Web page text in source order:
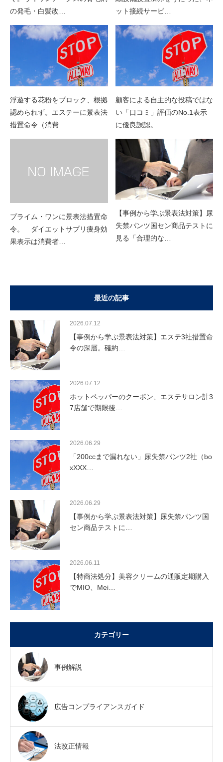
の発毛・白髪改…
ット接続サービ…
浮遊する花粉をブロック、根拠
認められず。エステーに景表法
措置命令（消費…
顧客による自主的な投稿ではな
い「口コミ」評価のNo.1表示
に優良誤認。…
プライム・ワンに景表法措置命
令。 ダイエットサプリ痩身効
果表示は消費者…
【事例から学ぶ景表法対策】尿
失禁パンツ国セン商品テストに
見る「合理的な…
最近の記事
2026.07.12
【事例から学ぶ景表法対策】エステ3社措置命
令の深層。確約…
2026.07.12
ホットペッパーのクーポン、エステサロン計3
7店舗で期限後…
2026.06.29
「200ccまで漏れない」尿失禁パンツ2社（bo
xXXX…
2026.06.29
【事例から学ぶ景表法対策】尿失禁パンツ国
セン商品テストに…
2026.06.11
【特商法処分】美容クリームの通販定期購入
でMIO、Mei…
カテゴリー
事例解説
広告コンプライアンスガイド
法改正情報